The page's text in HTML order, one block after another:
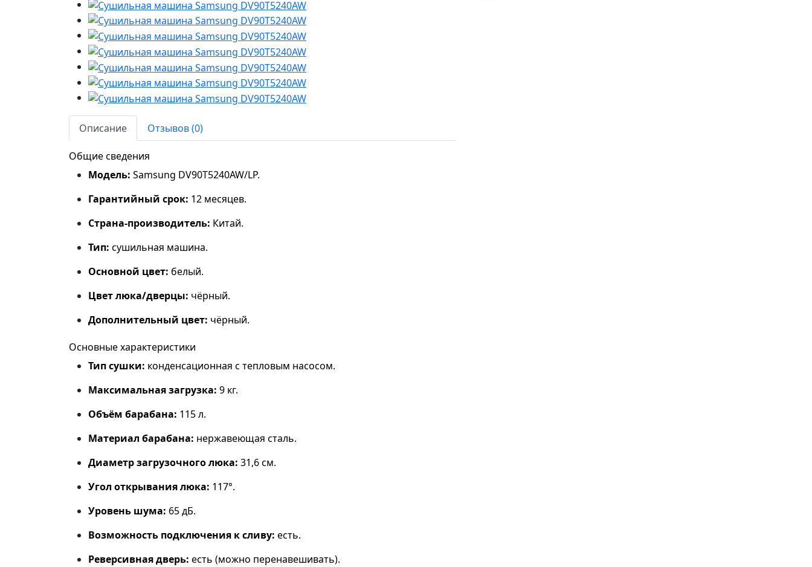
Описание Отзывов (0)
Общие сведения
Модель: Samsung DV90T5240AW/LP.
Гарантийный срок: 12 месяцев.
Страна‑производитель: Китай.
Тип: сушильная машина.
Основной цвет: белый.
Цвет люка/дверцы: чёрный.
Дополнительный цвет: чёрный.
Основные характеристики
Тип сушки: конденсационная с тепловым насосом.
Максимальная загрузка: 9 кг.
Объём барабана: 115 л.
Материал барабана: нержавеющая сталь.
Диаметр загрузочного люка: 31,6 см.
Угол открывания люка: 117°.
Уровень шума: 65 дБ.
Возможность подключения к сливу: есть.
Реверсивная дверь: есть (можно перенавешивать).